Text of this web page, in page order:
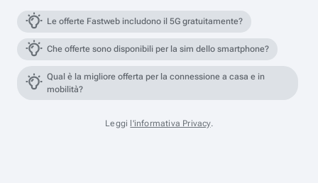
Le offerte Fastweb includono il 5G gratuitamente?
Che offerte sono disponibili per la sim dello smartphone?
Qual è la migliore offerta per la connessione a casa e in
mobilità?
Leggi l'informativa Privacy.